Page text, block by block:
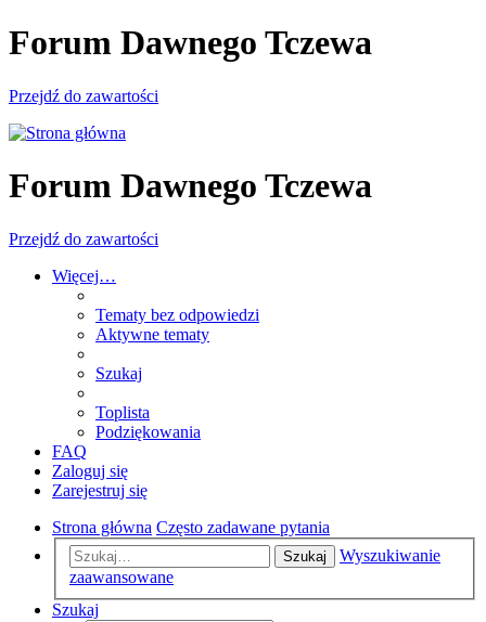
Forum Dawnego Tczewa
Przejdź do zawartości
Forum Dawnego Tczewa
Przejdź do zawartości
Więcej…
Tematy bez odpowiedzi
Aktywne tematy
Szukaj
Toplista
Podziękowania
FAQ
Zaloguj się
Zarejestruj się
Strona główna Często zadawane pytania
Szukaj
Wyszukiwanie
zaawansowane
Szukaj